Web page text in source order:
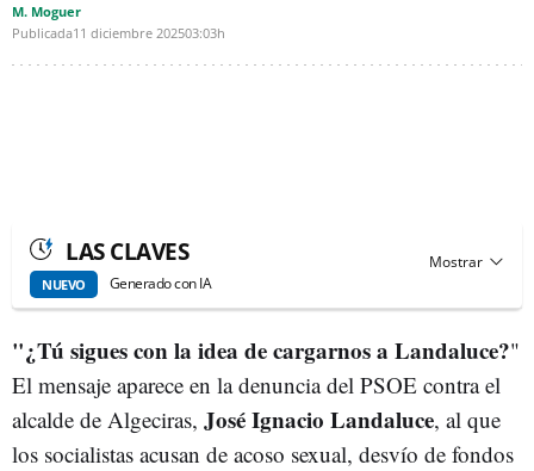
M. Moguer
Publicada11 diciembre 202503:03h
LAS CLAVES
NUEVO Generado con IA
"¿Tú sigues con la idea de cargarnos a Landaluce?"
El mensaje aparece en la denuncia del PSOE contra el
alcalde de Algeciras, José Ignacio Landaluce, al que
los socialistas acusan de acoso sexual, desvío de fondos